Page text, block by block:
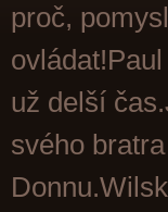
proč,
už delší
svého